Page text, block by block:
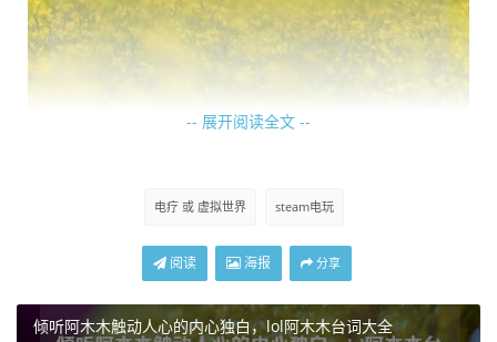
刺激性、能让人产生强烈反应的元素或机制的一种戏称，比
异氛围营造的游戏内容，玩家在面对这些时，仿佛经历了一
在“steam”平台上，有不少游戏凭借其独特设计给玩家带来了
-- 展开阅读全文 --
电疗 或 虚拟世界 steam电玩
阅读 海报 分享
倾听阿木木触动人心的内心独白，lol阿木木台词大全